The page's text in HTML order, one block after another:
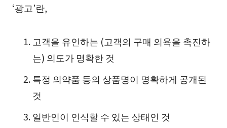
‘광고’란,
고객을 유인하는 (고객의 구매 의욕을 촉진하
는) 의도가 명확한 것
특정 의약품 등의 상품명이 명확하게 공개된
것
일반인이 인식할 수 있는 상태인 것